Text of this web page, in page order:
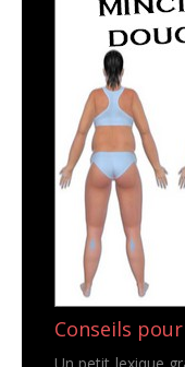
Conseils